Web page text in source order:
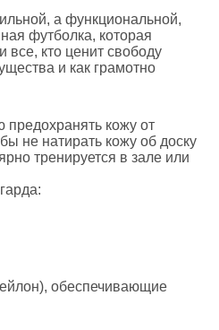
а функциональной,
футболка, которая
кто ценит свободу
и как грамотно
кожу от
не натирать кожу об доску
тренируется в зале или
обеспечивающие